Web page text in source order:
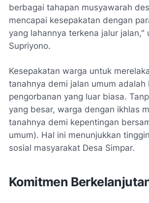
berbagai tahapan musyawarah
mencapai kesepakatan dengan
yang lahannya terkena jalur jalan,"
Supriyono.
Kesepakatan warga untuk
tanahnya demi jalan umum adalah
pengorbanan yang luar biasa.
yang besar, warga dengan ikhlas
tanahnya demi kepentingan
umum). Hal ini menunjukkan
sosial masyarakat Desa Simpar.
Komitmen